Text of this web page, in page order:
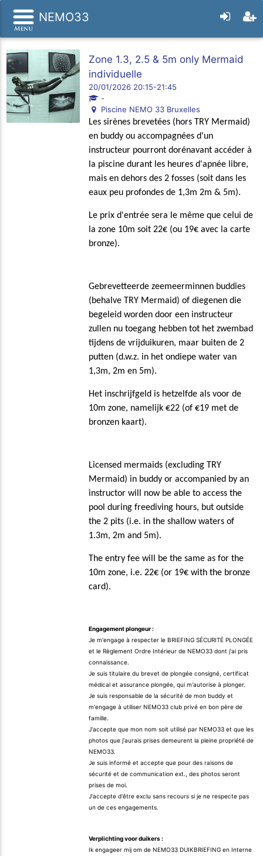
NEMO33
Zone 1.3, 2.5 & 5m only Mermaid
individuelle
20/01/2026 20:15-21:45
-
Piscine NEMO 33 Bruxelles
Les sirènes brevetées (hors TRY Mermaid)
en buddy ou accompagnées d'un
instructeur pourront dorénavant accéder à
la piscine durant les heures d'apnée libre,
mais en dehors des 2 fosses (soit dans les
eaux peu profondes de 1,3m 2m & 5m).
Le prix d'entrée sera le même que celui de
la zone 10m soit 22€ (ou 19€ avec la carte
bronze).
Gebrevetteerde zeemeerminnen buddies
(behalve TRY Mermaid) of diegenen die
begeleid worden door een instructeur
zullen nu toegang hebben tot het zwembad
tijdens de vrijduikuren, maar buiten de 2
putten (d.w.z. in het ondiepe water van
1,3m, 2m en 5m).
Het inschrijfgeld is hetzelfde als voor de
10m zone, namelijk €22 (of €19 met de
bronzen kaart).
Licensed mermaids (excluding TRY
Mermaid) in buddy or accompanied by an
instructor will now be able to access the
pool during freediving hours, but outside
the 2 pits (i.e. in the shallow waters of
1.3m, 2m and 5m).
The entry fee will be the same as for the
10m zone, i.e. 22€ (or 19€ with the bronze
card).
Engagement plongeur :
Je m'engage à respecter le BRIEFING SÉCURITÉ PLONGÉE
et le Règlement Ordre Intérieur de NEMO33 dont j'ai pris
connaissance.
Je suis titulaire du brevet de plongée consigné, certificat
médical et assurance plongée, qui m'autorise à plonger.
Je suis responsable de la sécurité de mon buddy et
m'engage à utiliser NEMO33 club privé en bon père de
famille.
J'accepte que mon nom soit utilisé par NEMO33 et que les
photos que j'aurais prises demeurent la pleine propriété de
NEMO33.
Je suis informé et accepte que pour des raisons de
sécurité et de communication ext., des photos seront
prises de moi.
J'accepte d'être exclu sans recours si je ne respecte pas
un de ces engagements.
Verplichting voor duikers :
Ik engageer mij om de NEMO33 DUIKBRIEFING en Interne